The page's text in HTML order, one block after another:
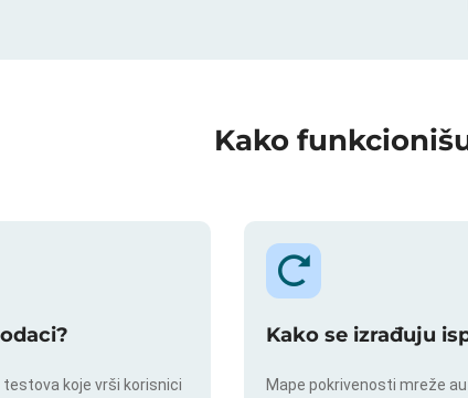
Kako
testova koje vrši korisnici
Kako se izrađuju
Mape pokrivenosti mreže